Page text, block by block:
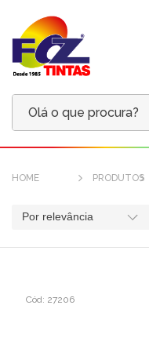
HOME PRODUTOS
Por relevância
Cód: 27206